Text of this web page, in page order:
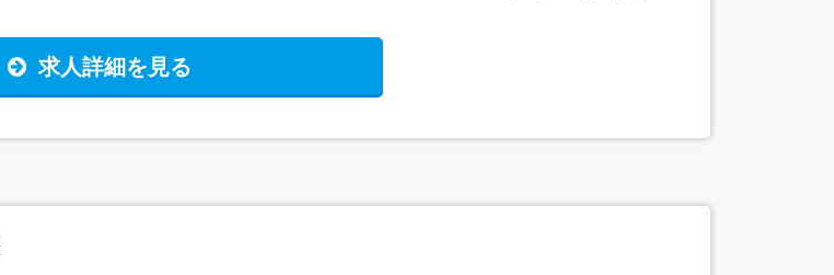
求人詳細を見る